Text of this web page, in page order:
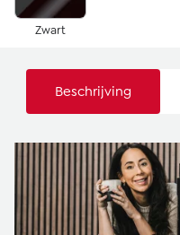
Zwart
Beschrijving